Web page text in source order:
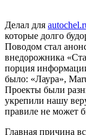
Делал для
которые долго
Поводом стал
внедорожника
порция
было: «Лаура»,
Проекты были
укрепили нашу
правиле не может
Главная причина